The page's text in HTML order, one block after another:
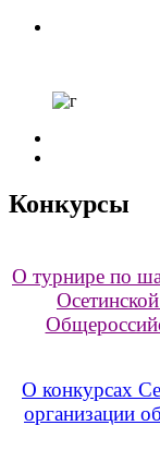
Конкурсы
О турнире по
О конкурсах
организации